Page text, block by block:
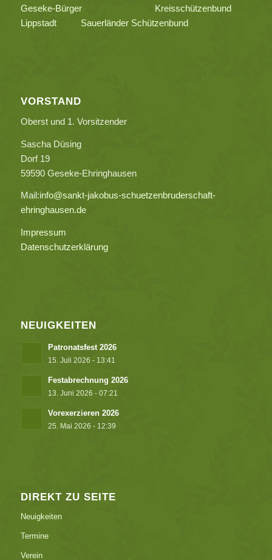
Geseke-Bürger Kreisschützenbund
Lippstadt
Sauerländer Schützenbund
VORSTAND
Oberst und 1. Vorsitzender
Sascha Düsing
Dorf 19
59590 Geseke-Ehringhausen
Mail:info@sankt-jakobus-schuetzenbruderschaft-
ehringhausen.de
Impressum
Datenschutzerklärung
NEUIGKEITEN
Patronatsfest 2026
15. Juli 2026 - 13:41
Festabrechnung 2026
13. Juni 2026 - 07:21
Vorexerzieren 2026
25. Mai 2026 - 12:39
DIREKT ZU SEITE
Neuigkeiten
Termine
Verein